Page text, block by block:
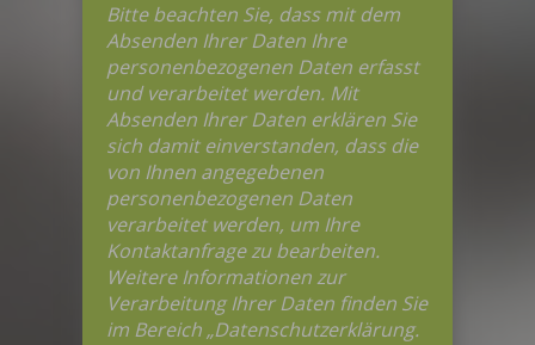
Bitte beachten Sie, dass mit dem
Absenden Ihrer Daten Ihre
personenbezogenen Daten erfasst
und verarbeitet werden. Mit
Absenden Ihrer Daten erklären Sie
sich damit einverstanden, dass die
von Ihnen angegebenen
personenbezogenen Daten
verarbeitet werden, um Ihre
Kontaktanfrage zu bearbeiten.
Weitere Informationen zur
Verarbeitung Ihrer Daten finden Sie
im Bereich „Datenschutzerklärung.